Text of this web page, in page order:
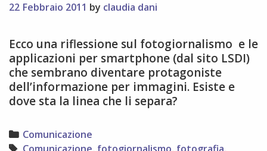
22 Febbraio 2011 by claudia dani
Ecco una riflessione sul fotogiornalismo e le
applicazioni per smartphone (dal sito LSDI)
che sembrano diventare protagoniste
dell’informazione per immagini. Esiste e
dove sta la linea che li separa?
Categories
Comunicazione
Tags